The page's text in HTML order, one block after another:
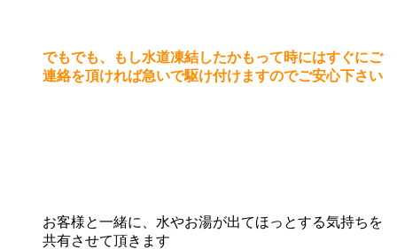
でもでも、もし水道凍結したかもって時にはすぐにご
連絡を頂ければ急いで駆け付けますのでご安心下さい
お客様と一緒に、水やお湯が出てほっとする気持ちを
共有させて頂きます